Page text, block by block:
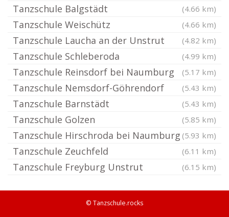
Tanzschule Balgstädt (4.66 km)
Tanzschule Weischütz (4.66 km)
Tanzschule Laucha an der Unstrut (4.82 km)
Tanzschule Schleberoda (4.99 km)
Tanzschule Reinsdorf bei Naumburg (5.17 km)
Tanzschule Nemsdorf-Göhrendorf (5.43 km)
Tanzschule Barnstädt (5.43 km)
Tanzschule Golzen (5.85 km)
Tanzschule Hirschroda bei Naumburg (5.93 km)
Tanzschule Zeuchfeld (6.11 km)
Tanzschule Freyburg Unstrut (6.15 km)
© Tanzschule.rocks